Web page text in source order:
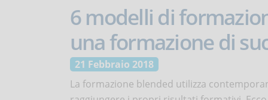
6 modelli di
una formazione di
21 Febbraio 2018
La formazione blended utilizza